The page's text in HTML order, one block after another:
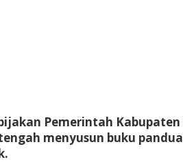
Pemerintah
menyusun buku